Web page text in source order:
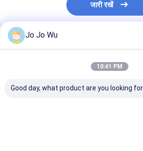
जारी रखें
अनुशंसित उत्पाद
Jo Jo Wu
10:41 PM
Good day, what product are you looking